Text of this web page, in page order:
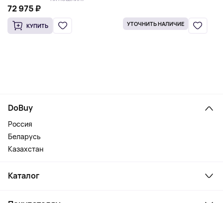
72 975 ₽
КУПИТЬ УТОЧНИТЬ НАЛИЧИЕ
DoBuy
Россия
Беларусь
Казахстан
Каталог